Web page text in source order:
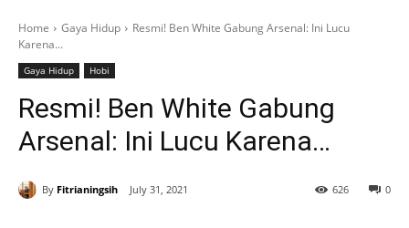
Home Gaya Hidup
Resmi! Ben White Gabung Arsenal: Ini Lucu
Karena...
Gaya Hidup Hobi
Resmi! Ben White Gabung
Arsenal: Ini Lucu Karena…
By Fitrianingsih July 31, 2021 0
626